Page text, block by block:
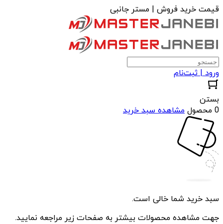
قیمت خرید فروش | مستر جانبی
ورود | ثبت‌نام
بستن
0 محصول
مشاهده سبد خرید
سبد خرید شما خالی است.
جهت مشاهده محصولات بیشتر به صفحات زیر مراجعه نمایید.